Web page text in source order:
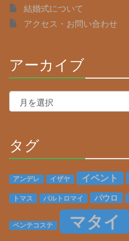
結婚式について
アクセス・お問い合わせ
アーカイブ
Complete
ア
ー
ブ
タグ
Complete
アンデレ イザヤ イベント
トマス バルトロマイ パウロ
ペンテコステ マタイ